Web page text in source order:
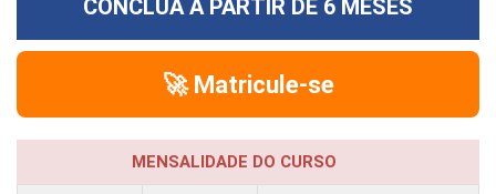
CONCLUA A PARTIR DE 6 MESES
🚀 Matricule-se
MENSALIDADE DO CURSO